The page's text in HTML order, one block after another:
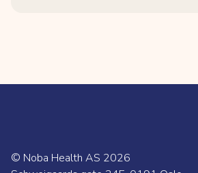
© Noba Health AS 2026